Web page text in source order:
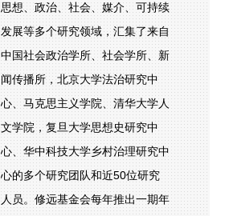
思想、政治、社会、媒介、可持续
发展等多个研究领域，汇集了来自
中国社会政治学所、社会学所、新
闻传播所，北京大学法治研究中
心、马克思主义学院、清华大学人
文学院，复旦大学思想史研究中
心、华中科技大学乡村治理研究中
心的多个研究团队和近50位研究
人员。修远基金会每年推出一期年